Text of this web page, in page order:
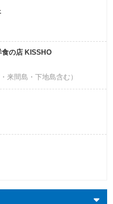
食の店 KISSHO
来間島・下地島含む）